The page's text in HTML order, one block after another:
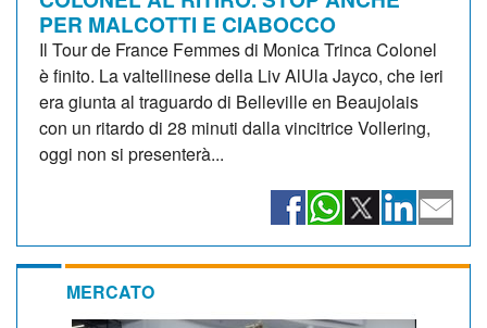
PER MALCOTTI E CIABOCCO
Il Tour de France Femmes di Monica Trinca Colonel
è finito. La valtellinese della Liv AlUla Jayco, che ieri
era giunta al traguardo di Belleville en Beaujolais
con un ritardo di 28 minuti dalla vincitrice Vollering,
oggi non si presenterà...
MERCATO